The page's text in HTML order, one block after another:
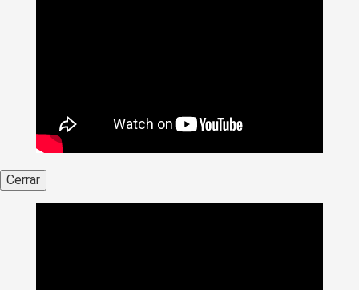
Cerrar